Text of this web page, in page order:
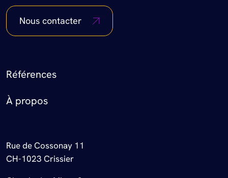
Nous contacter
Références
À propos
Rue de Cossonay 11
CH-1023 Crissier